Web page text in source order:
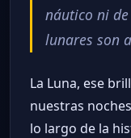
náutico ni
lunares son
La Luna, ese
nuestras
lo largo de la